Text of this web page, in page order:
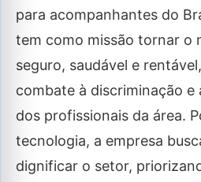
para acompanhantes do
tem como missão tornar o
seguro, saudável e
combate à discriminação e
dos profissionais da área.
tecnologia, a empresa
dignificar o setor,